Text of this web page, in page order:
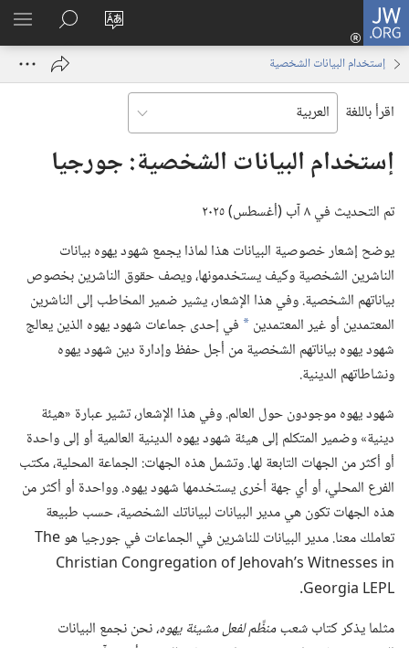
JW.ORG
تغيير
الموقع
تسجيل
الدخول
نافذة
البحث
في
JW.‎ORG
إستخدام البيانات الشخصية
اقرأ باللغة
إستخدام البيانات الشخصية:‏ جورجيا
تم التحديث في ٨ آب (‏أغسطس)‏ ٢٠٢٥
يوضح إشعار خصوصية البيانات هذا لماذا يجمع شهود يهوه بيانات
الناشرين الشخصية وكيف يستخدمونها،‏ ويصف حقوق الناشرين بخصوص
بياناتهم الشخصية.‏ وفي هذا الإشعار،‏ يشير ضمير المخاطب إلى الناشرين
المعتمدين أو غير المعتمدين a في إحدى جماعات شهود يهوه الذين يعالج
شهود يهوه بياناتهم الشخصية من أجل حفظ وإدارة دين شهود يهوه
ونشاطاتهم الدينية.‏
شهود يهوه موجودون حول العالم.‏ وفي هذا الإشعار،‏ تشير عبارة «هيئة
دينية» وضمير المتكلم إلى هيئة شهود يهوه الدينية العالمية أو إلى واحدة
أو أكثر من الجهات التابعة لها.‏ وتشمل هذه الجهات:‏ الجماعة المحلية،‏ مكتب
الفرع المحلي،‏ أو أي جهة أخرى يستخدمها شهود يهوه.‏ وواحدة أو أكثر من
هذه الجهات تكون هي مدير البيانات لبياناتك الشخصية،‏ حسب طبيعة
تعاملك معنا.‏ مدير البيانات للناشرين في الجماعات في جورجيا هوThe
Christian Congregation of Jehovah’s Witnesses in
Georgia LEPL
‏.‏
مثلما يذكر كتابشعب منظَّم لفعل مشيئة يهوه،‏نحن نجمع البيانات